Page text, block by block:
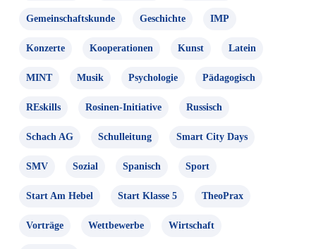
Gemeinschaftskunde Geschichte IMP
Konzerte Kooperationen Kunst Latein
MINT Musik Psychologie Pädagogisch
REskills Rosinen-Initiative Russisch
Schach AG Schulleitung Smart City Days
SMV Sozial Spanisch Sport
Start Am Hebel Start Klasse 5 TheoPrax
Vorträge Wettbewerbe Wirtschaft